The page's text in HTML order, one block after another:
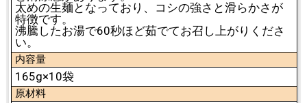
太めの生麺となっており、コシの強さと滑らかさが
特徴です。
沸騰したお湯で60秒ほど茹でてお召し上がりくださ
い。
内容量
165g×10袋
原材料